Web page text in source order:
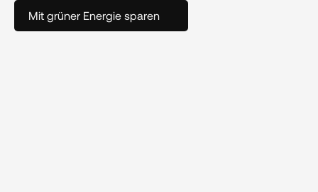
Mit grüner Energie sparen